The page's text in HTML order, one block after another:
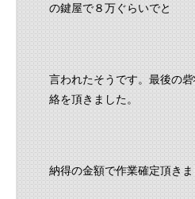
の鍵屋で８万ぐらいでと
言われたそうです。最後の
絡を頂きました。
納得の金額で作業確定頂きま